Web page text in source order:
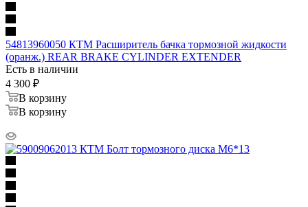
54813960050 КТМ Расширитель бачка тормозной жидкости
(оранж.) REAR BRAKE CYLINDER EXTENDER
Есть в наличии
4 300 ₽
В корзину
В корзину